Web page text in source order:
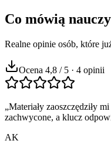
Co mówią
Realne opinie osób, które
Ocena 4,8 / 5 · 4 opinii
„Materiały zaoszczędziły
zachwycone, a klucz
AK